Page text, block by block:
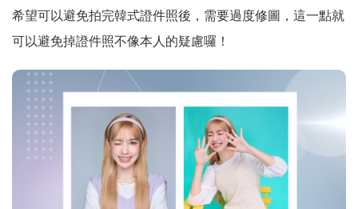
希望可以避免拍完韓式證件照後，需要過度修圖，這一點就
可以避免掉證件照不像本人的疑慮囉！